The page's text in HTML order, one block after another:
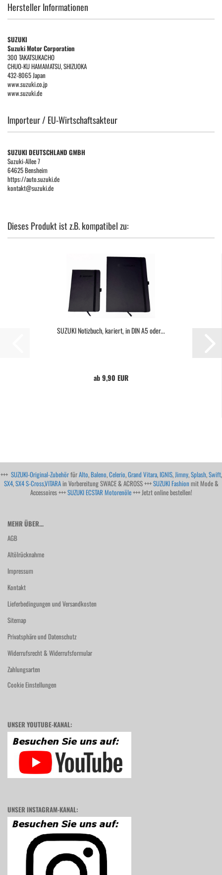
Hersteller Informationen
SUZUKI
Suzuki Motor Corporation
300 TAKATSUKACHO
CHUO-KU HAMAMATSU, SHIZUOKA
432-8065 Japan
www.suzuki.co.jp
www.suzuki.de
Importeur / EU-Wirtschaftsakteur
SUZUKI DEUTSCHLAND GMBH
Suzuki-Allee 7
64625 Bensheim
https://auto.suzuki.de
kontakt@suzuki.de
Dieses Produkt ist z.B. kompatibel zu:
SUZUKI Notizbuch, kariert, in DIN A5 oder...
ab 9,90 EUR
+++ SUZUKI-Original-ZubehörfürAlto,Baleno,Celerio,Grand Vitara, IGNIS,Jimny,Splash,Swift,
SX4,SX4 S-Cross,VITARAin Vorbereitung SWACE & ACROSS +++SUZUKI Fashion mit Mode &
Accessoires +++SUZUKI ECSTAR Motorenöle+++ Jetzt online bestellen!
MEHR ÜBER...
AGB
Altölrücknahme
Impressum
Kontakt
Lieferbedingungen und Versandkosten
Sitemap
Privatsphäre und Datenschutz
Widerrufsrecht & Widerrufsformular
Zahlungsarten
Cookie Einstellungen
UNSER YOUTUBE-KANAL:
UNSER INSTAGRAM-KANAL: